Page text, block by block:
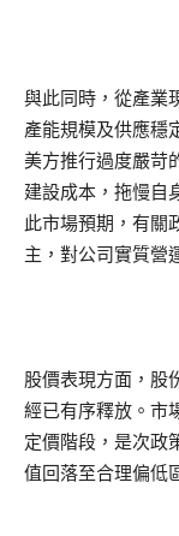
與此同時，從產業
產能規模及供應穩
美方推行過度嚴苛
建設成本，拖慢自
此市場預期，有關
主，對公司實質營
股價表現方面，股
經已有序釋放。市
定價階段，是次政
值回落至合理偏低